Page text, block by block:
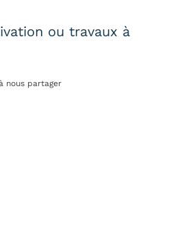
ou travaux à
nous partager